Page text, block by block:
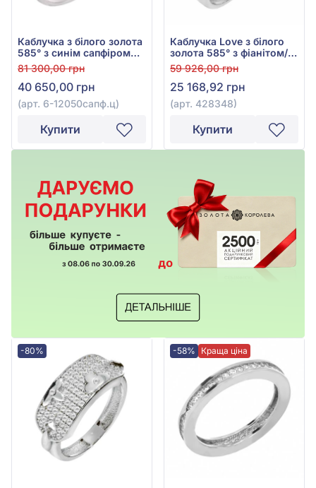
Каблучка з білого золота
585° з синім сапфіром
гідро. та фіанітом/
куб.цирконієм синім
1,47ct, арт. 6-
12050сапф.ц
81 300,00 грн
40 650,00 грн
(арт. 6-12050сапф.ц)
Купити
Каблучка Love з білого
золота 585° з фіанітом/
куб.цирконієм, арт.
428348
59 926,00 грн
25 168,92 грн
(арт. 428348)
Купити
-80% -58% Краща ціна